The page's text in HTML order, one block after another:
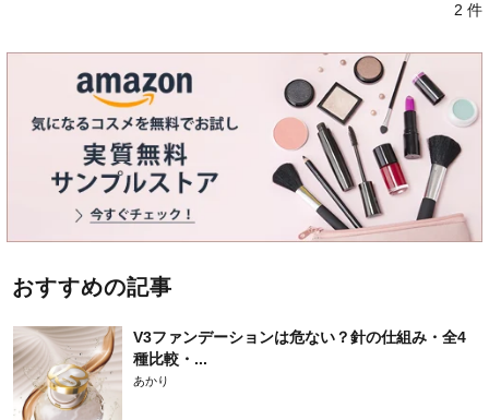
2 件
おすすめの記事
V3ファンデーションは危ない？針の仕組み・全4
種比較・...
あかり